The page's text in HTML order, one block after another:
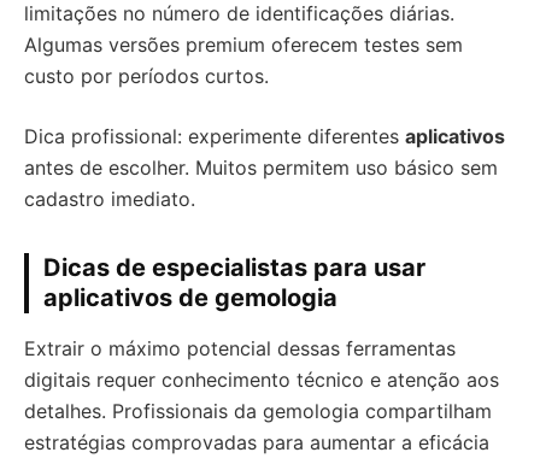
limitações no número de identificações diárias.
Algumas versões premium oferecem testes sem
custo por períodos curtos.
Dica profissional: experimente diferentes aplicativos
antes de escolher. Muitos permitem uso básico sem
cadastro imediato.
Dicas de especialistas para usar
aplicativos de gemologia
Extrair o máximo potencial dessas ferramentas
digitais requer conhecimento técnico e atenção aos
detalhes. Profissionais da gemologia compartilham
estratégias comprovadas para aumentar a eficácia